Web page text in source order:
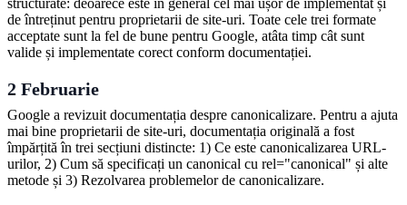
de întreținut pentru proprietarii de site-uri. Toate cele trei formate
acceptate sunt la fel de bune pentru Google, atâta timp cât sunt
valide și implementate corect conform documentației.
2 Februarie
Google a revizuit documentația despre canonicalizare. Pentru a ajuta
mai bine proprietarii de site-uri, documentația originală a fost
împărțită în trei secțiuni distincte: 1) Ce este canonicalizarea URL-
urilor, 2) Cum să specificați un canonical cu rel="canonical" și alte
metode și 3) Rezolvarea problemelor de canonicalizare.